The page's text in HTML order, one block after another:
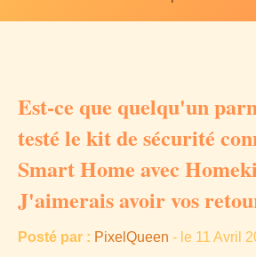
Est-ce que quelqu'un
testé le kit de sécurité
Smart Home avec
J'aimerais avoir vos
Posté par : PixelQueen - le 11 Avril